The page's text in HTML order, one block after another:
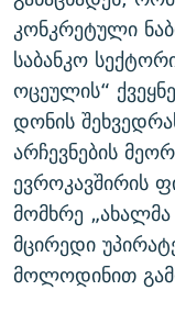
კონკრეტული
საბანკო
ოცეულის“
დონის
არჩევნების
ევროკავშირის
მომხრე
მცირედი
მოლოდინით